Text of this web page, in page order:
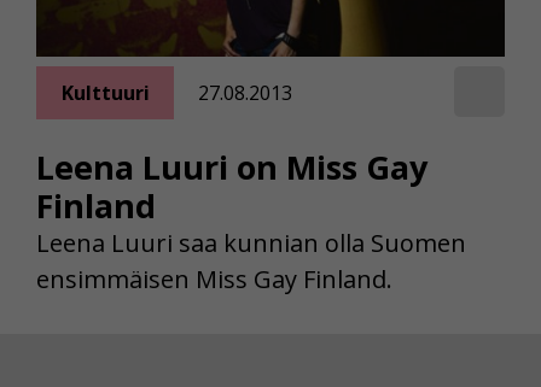
Leena Luuri on Miss Gay
Finland
Kulttuuri 27.08.2013
Leena Luuri saa kunnian olla Suomen
ensimmäisen Miss Gay Finland.